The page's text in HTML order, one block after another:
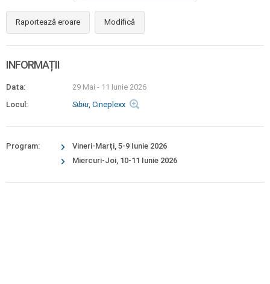
Raportează eroare Modifică
INFORMAȚII
Data: 29 Mai - 11 Iunie 2026
Locul:
Sibiu, Cineplexx
Program:
Vineri-Marți, 5-9 Iunie 2026
Miercuri-Joi, 10-11 Iunie 2026